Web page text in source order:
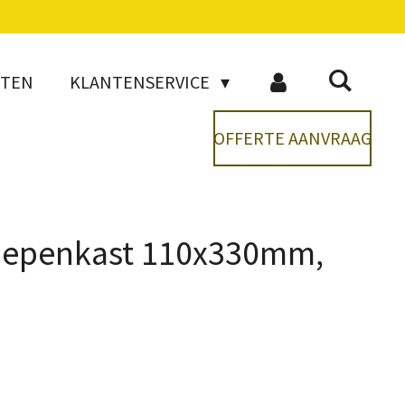
KLANTENSERVICE
OFFERTE AANVRAAG
110x330mm,